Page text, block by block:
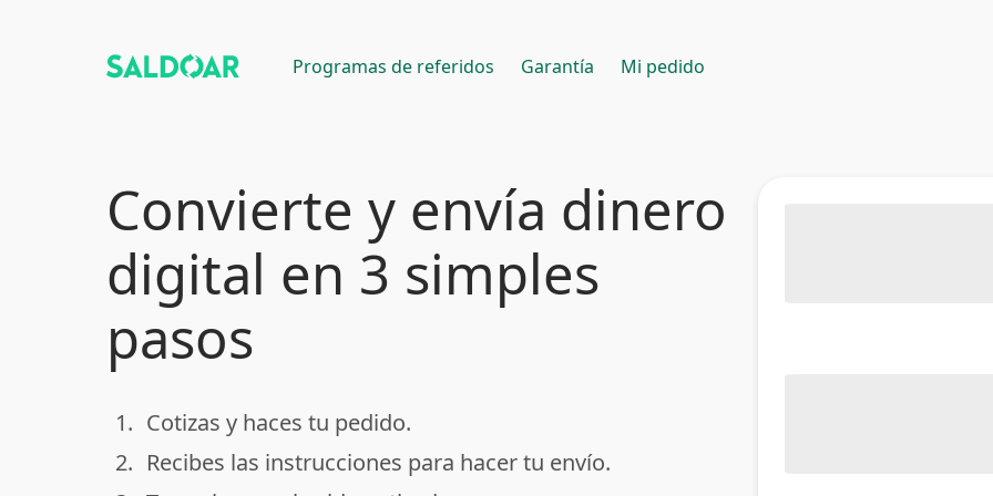
Programas de referidos Garantía Mi pedido
Convierte y envía dinero
digital en 3 simples
pasos
done
1. Cotizas y haces tu pedido.
done
2. Recibes las instrucciones para hacer tu envío.